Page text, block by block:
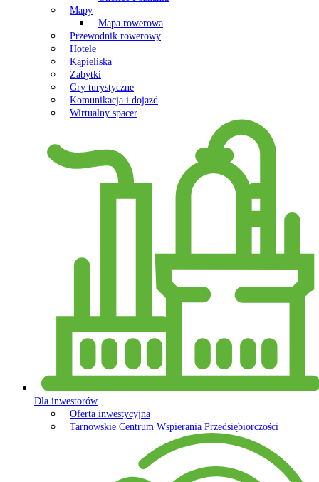
Mapy
Mapa rowerowa
Przewodnik rowerowy
Hotele
Kąpieliska
Zabytki
Gry turystyczne
Komunikacja i dojazd
Wirtualny spacer
Dla inwestorów
Oferta inwestycyjna
Tarnowskie Centrum Wspierania Przedsiębiorczości